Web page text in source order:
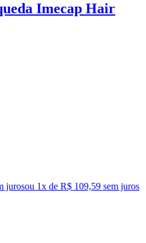
Imecap Hair
jurosou 1x de R$ 109,59 sem juros